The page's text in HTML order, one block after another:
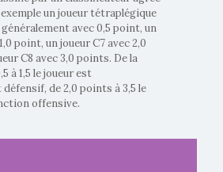
exemple un joueur tétraplégique
avec 0,5 point, un
point, un joueur C7 avec 2,0
C8 avec 3,0 points. De la
à 1,5 le joueur est
de 2,0 points à 3,5 le
offensive.